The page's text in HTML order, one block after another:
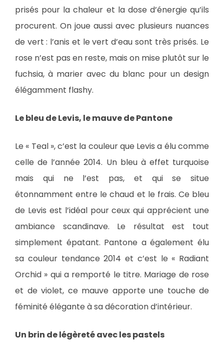
prisés pour la chaleur et la dose d’énergie qu’ils
procurent. On joue aussi avec plusieurs nuances
de vert : l’anis et le vert d’eau sont très prisés. Le
rose n’est pas en reste, mais on mise plutôt sur le
fuchsia, à marier avec du blanc pour un design
élégamment flashy.
Le bleu de Levis, le mauve de Pantone
Le « Teal », c’est la couleur que Levis a élu comme
celle de l’année 2014. Un bleu à effet turquoise
mais qui ne l’est pas, et qui se situe
étonnamment entre le chaud et le frais. Ce bleu
de Levis est l’idéal pour ceux qui apprécient une
ambiance scandinave. Le résultat est tout
simplement épatant. Pantone a également élu
sa couleur tendance 2014 et c’est le « Radiant
Orchid » qui a remporté le titre. Mariage de rose
et de violet, ce mauve apporte une touche de
féminité élégante à sa décoration d’intérieur.
Un brin de légèreté avec les pastels